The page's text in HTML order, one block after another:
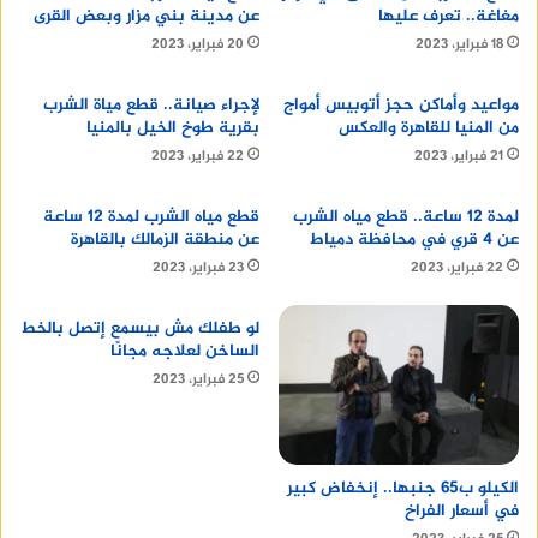
إن كنت تقيم في فندق قريب من الأهرامات (مثل
فنادق شارع الهرم أو نزلة السمان)، يمكنك المشي
العديد من شركات السياحة تقدم جولات يومية
تشمل التوصيل، المرشد، وتذاكر الدخول، وهي خيار
اعرف اكثر عنشركة سيو
تعد زيارة الأهرامات تجربة لا تكتمل زيارتك لمصر بدونها،
ولذلك توفر الهيئة المصرية العامة للآثار مواعيد مرنة
لاستقبال الزوار طوال أيام الأسبوع، بما في ذلك
العطلات الرسمية تبدأ منطقة أهرامات الجيزة في
الساعة 5:00 مساءً خلال أشهر الشتاء (من أكتوبر حتى
مغاغة.. تعرف عليها
18 فبراير، 2023
عن مدينة بني مزار وبعض القرى
20 فبراير، 2023
مواعيد وأماكن حجز أتوبيس أمواج
من المنيا للقاهرة والعكس
21 فبراير، 2023
لإجراء صيانة.. قطع مياة الشرب
بقرية طوخ الخيل بالمنيا
22 فبراير، 2023
لمدة 12 ساعة.. قطع مياه الشرب
عن 4 قري في محافظة دمياط
22 فبراير، 2023
قطع مياه الشرب لمدة 12 ساعة
عن منطقة الزمالك بالقاهرة
23 فبراير، 2023
الكيلو ب65 جنبها.. إنخفاض كبير
في أسعار الفراخ
لو طفلك مش بيسمع إتصل بالخط
الساخن لعلاجه مجانًا
25 فبراير، 2023